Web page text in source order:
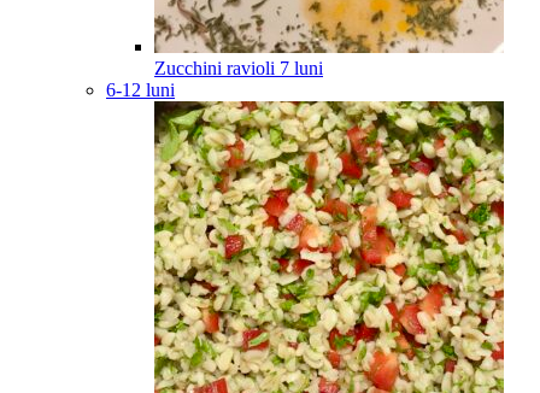
Zucchini ravioli 7 luni
6-12 luni